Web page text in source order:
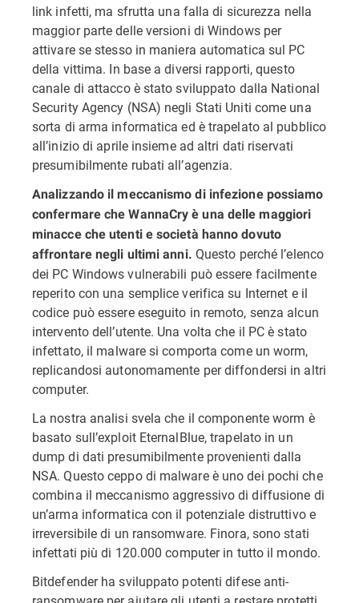
link infetti, ma sfrutta una falla di sicurezza nella
maggior parte delle versioni di Windows per
attivare se stesso in maniera automatica sul PC
della vittima. In base a diversi rapporti, questo
canale di attacco è stato sviluppato dalla National
Security Agency (NSA) negli Stati Uniti come una
sorta di arma informatica ed è trapelato al pubblico
all’inizio di aprile insieme ad altri dati riservati
presumibilmente rubati all’agenzia.
Analizzando il meccanismo di infezione possiamo
confermare che WannaCry è una delle maggiori
minacce che utenti e società hanno dovuto
affrontare negli ultimi anni. Questo perché l’elenco
dei PC Windows vulnerabili può essere facilmente
reperito con una semplice verifica su Internet e il
codice può essere eseguito in remoto, senza alcun
intervento dell’utente. Una volta che il PC è stato
infettato, il malware si comporta come un worm,
replicandosi autonomamente per diffondersi in altri
computer.
La nostra analisi svela che il componente worm è
basato sull’exploit EternalBlue, trapelato in un
dump di dati presumibilmente provenienti dalla
NSA. Questo ceppo di malware è uno dei pochi che
combina il meccanismo aggressivo di diffusione di
un’arma informatica con il potenziale distruttivo e
irreversibile di un ransomware. Finora, sono stati
infettati più di 120.000 computer in tutto il mondo.
Bitdefender ha sviluppato potenti difese anti-